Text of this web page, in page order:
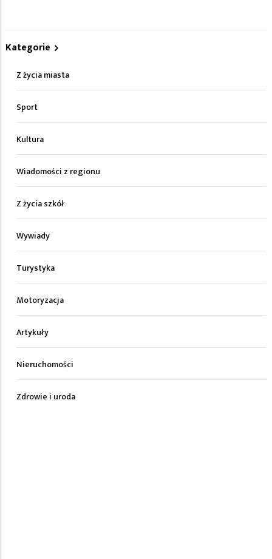
Kategorie
Z życia miasta
Sport
Kultura
Wiadomości z regionu
Z życia szkół
Wywiady
Turystyka
Motoryzacja
Artykuły
Nieruchomości
Zdrowie i uroda